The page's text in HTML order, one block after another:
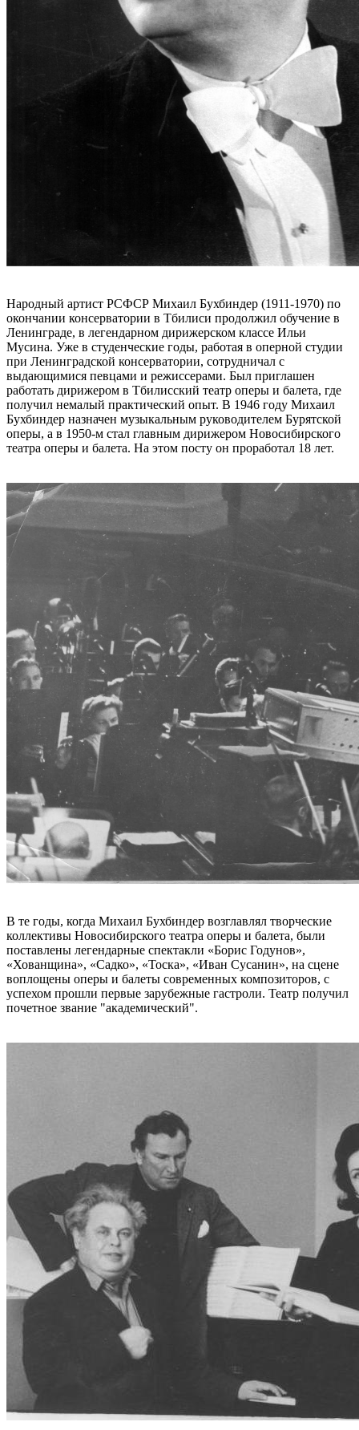
Народный артист РСФСР Михаил Бухбиндер (1911-1970) по
окончании консерватории в Тбилиси продолжил обучение в
Ленинграде, в легендарном дирижерском классе Ильи
Мусина. Уже в студенческие годы, работая в оперной студии
при Ленинградской консерватории, сотрудничал с
выдающимися певцами и режиссерами. Был приглашен
работать дирижером в Тбилисский театр оперы и балета, где
получил немалый практический опыт. В 1946 году Михаил
Бухбиндер назначен музыкальным руководителем Бурятской
оперы, а в 1950-м стал главным дирижером Новосибирского
театра оперы и балета. На этом посту он проработал 18 лет.
В те годы, когда Михаил Бухбиндер возглавлял творческие
коллективы Новосибирского театра оперы и балета, были
поставлены легендарные спектакли «Борис Годунов»,
«Хованщина», «Садко», «Тоска», «Иван Сусанин», на сцене
воплощены оперы и балеты современных композиторов, с
успехом прошли первые зарубежные гастроли. Театр получил
почетное звание "академический".